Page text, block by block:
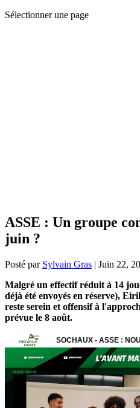
Sélectionner une page
ASSE : Un groupe
juin ?
Posté par Sylvain Gras | Juin 22,
Malgré un effectif réduit à 14
déjà été envoyés en réserve),
reste serein et offensif à
prévue le 8 août.